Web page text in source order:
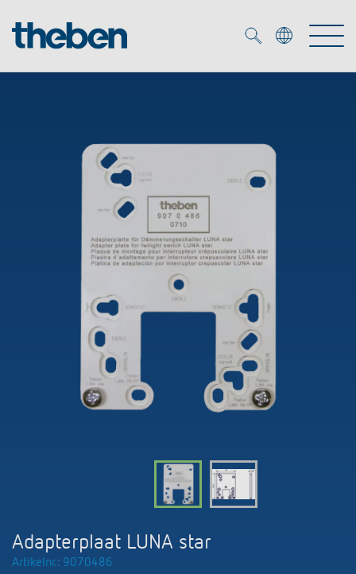
Aanwezigheids- en bewegingsmelders
LED spot
Tijd- en lichtregeling
OEM-oplossingen
OEM-experts
Referenties
Tijd- en lichtregeling
DALI-2 lichtregeling
KNX-systemen
Smart Home-systeem LUXORliving
LED's veilig schakelen en dimmen
Smart Metering
Mediatheek
Catalogus bestellen
Catalogi en brochures
BIM-portal
Onderneming
Theben AG
Banen en carrière
Samenwerkingsverbanden
Duurzaamheid
Contactpersonen OEM
Aanvraag
LUXORliving
Adapterplaat LUNA star
Artikelnr.: 9070486